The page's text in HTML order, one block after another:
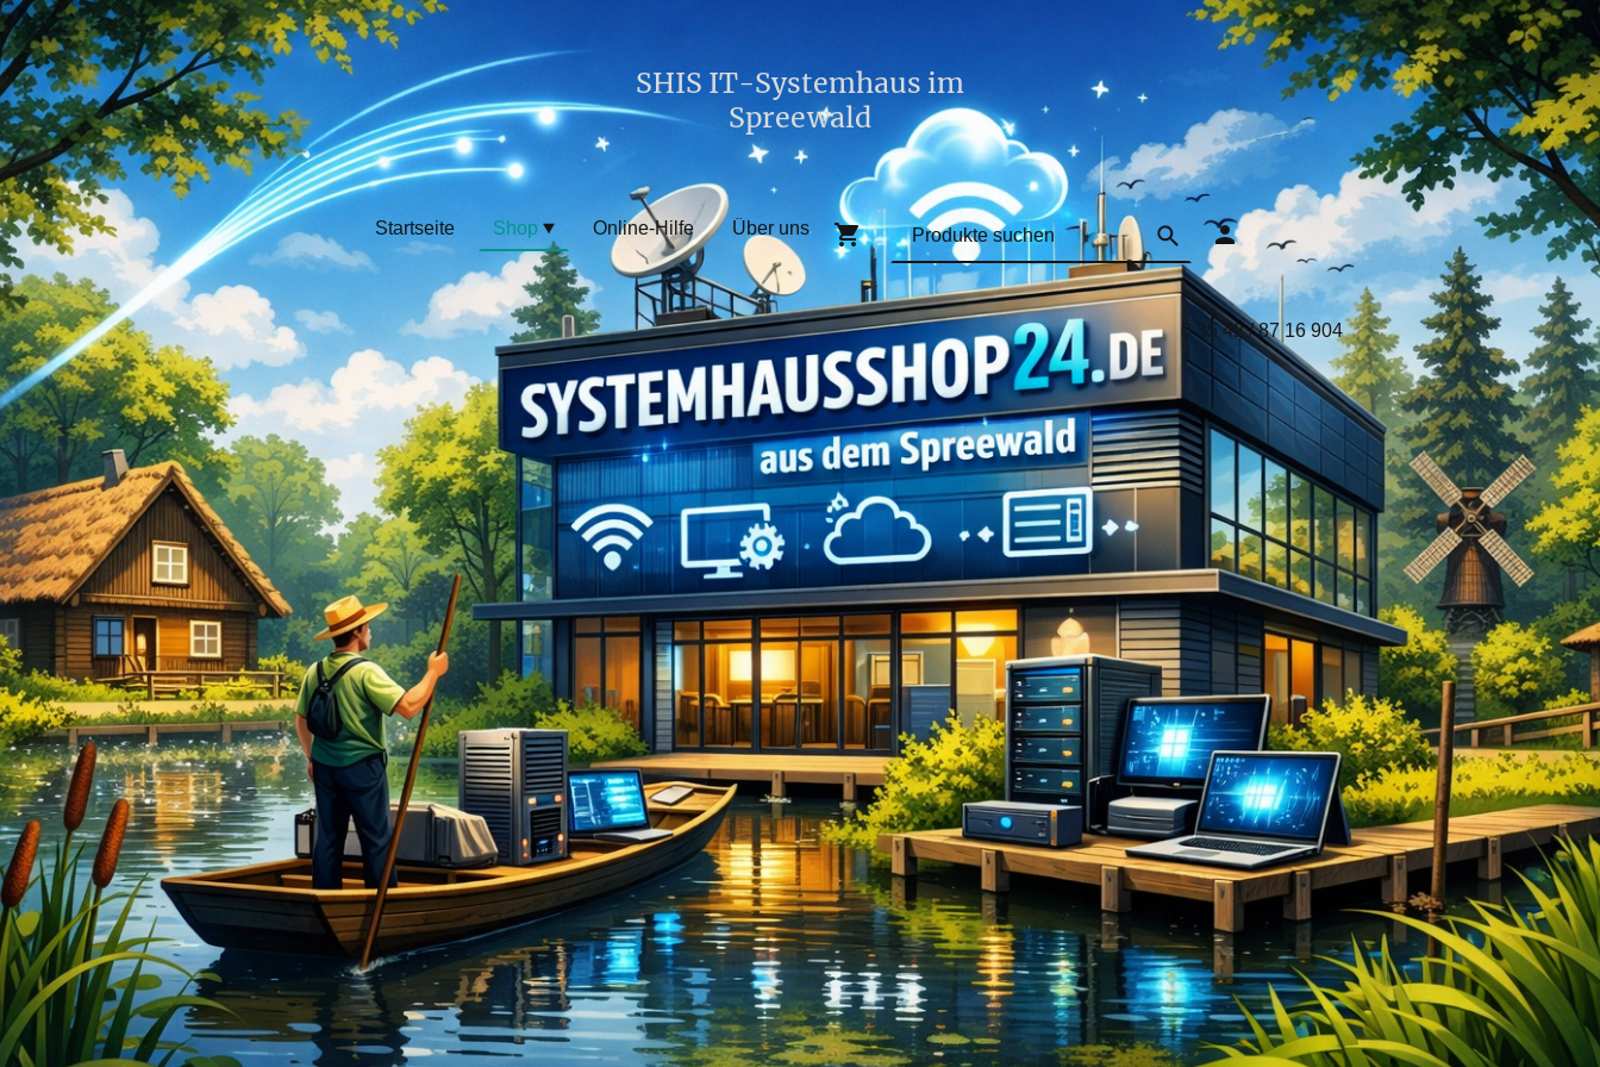
SHIS IT-Systemhaus im
Spreewald
Startseite Shop Online-Hilfe Über uns
0 35 42 / 87 16 904